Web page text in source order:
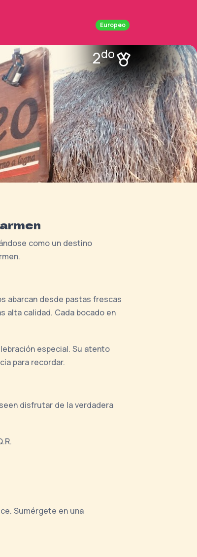
Europeo
2do
como un destino
abarcan desde pastas frescas
alta calidad. Cada bocado en
especial. Su atento
para recordar.
disfrutar de la verdadera
Sumérgete en una